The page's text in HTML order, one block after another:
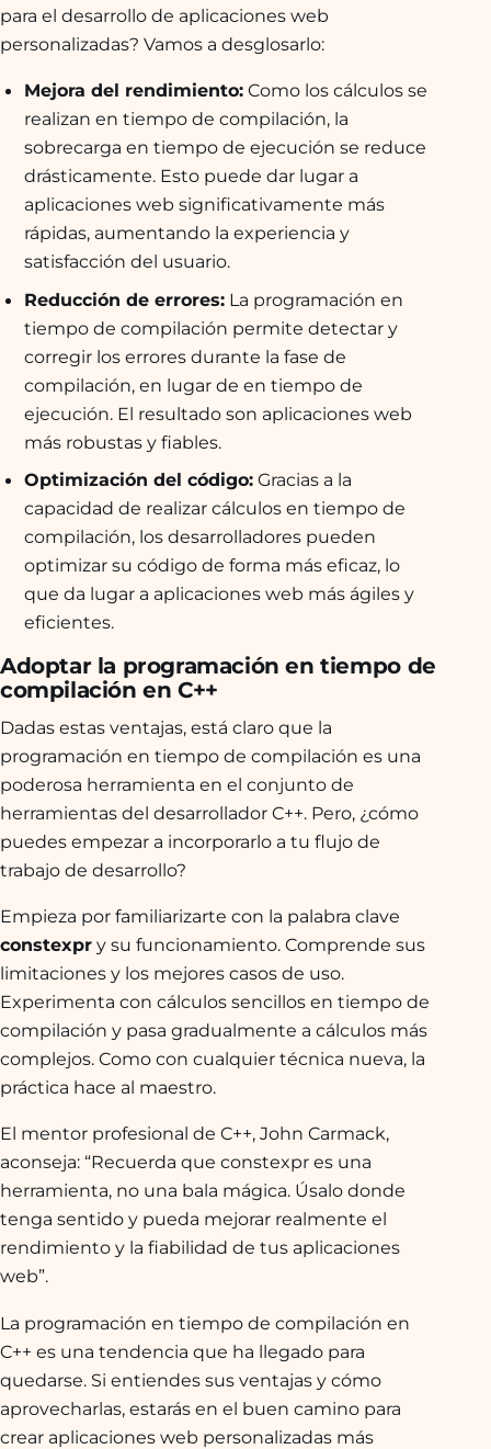
para el desarrollo de aplicaciones web
personalizadas? Vamos a desglosarlo:
Mejora del rendimiento:Como los cálculos se
realizan en tiempo de compilación, la
sobrecarga en tiempo de ejecución se reduce
drásticamente. Esto puede dar lugar a
aplicaciones web significativamente más
rápidas, aumentando la experiencia y
satisfacción del usuario.
Reducción de errores:La programación en
tiempo de compilación permite detectar y
corregir los errores durante la fase de
compilación, en lugar de en tiempo de
ejecución. El resultado son aplicaciones web
más robustas y fiables.
Optimización del código:Gracias a la
capacidad de realizar cálculos en tiempo de
compilación, los desarrolladores pueden
optimizar su código de forma más eficaz, lo
que da lugar a aplicaciones web más ágiles y
eficientes.
Adoptar la programación en tiempo de
compilación en C++
Dadas estas ventajas, está claro que la
programación en tiempo de compilación es una
poderosa herramienta en el conjunto de
herramientas del desarrollador C++. Pero, ¿cómo
puedes empezar a incorporarlo a tu flujo de
trabajo de desarrollo?
Empieza por familiarizarte con la palabra clave
constexpr y su funcionamiento. Comprende sus
limitaciones y los mejores casos de uso.
Experimenta con cálculos sencillos en tiempo de
compilación y pasa gradualmente a cálculos más
complejos. Como con cualquier técnica nueva, la
práctica hace al maestro.
El mentor profesional de C++, John Carmack,
aconseja: “Recuerda que constexpr es una
herramienta, no una bala mágica. Úsalo donde
tenga sentido y pueda mejorar realmente el
rendimiento y la fiabilidad de tus aplicaciones
web”.
La programación en tiempo de compilación en
C++ es una tendencia que ha llegado para
quedarse. Si entiendes sus ventajas y cómo
aprovecharlas, estarás en el buen camino para
crear aplicaciones web personalizadas más